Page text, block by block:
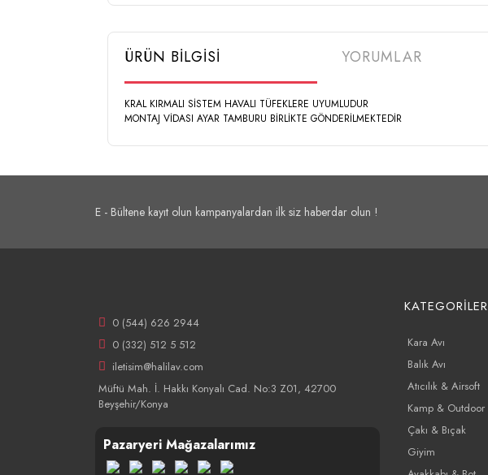
ÜRÜN BİLGİSİ
KRAL KIRMALI SİSTEM HAVALI TÜFEKLERE UYUMLUDUR
MONTAJ VİDASI AYAR TAMBURU BİRLİKTE GÖNDERİLMEKTEDİR
YORUMLAR
E - Bültene kayıt olun kampanyalardan ilk siz haberdar olun !
0 (544) 626 2944
0 (332) 512 5 512
iletisim@halilav.com
Müftü Mah. İ. Hakkı Konyalı Cad. No:3 Z01, 42700
Beyşehir/Konya
Pazaryeri Mağazalarımız
KATEGORİLER
Kara Avı
Balık Avı
Atıcılık & Airsoft
Kamp & Outdoor
Çakı & Bıçak
Giyim